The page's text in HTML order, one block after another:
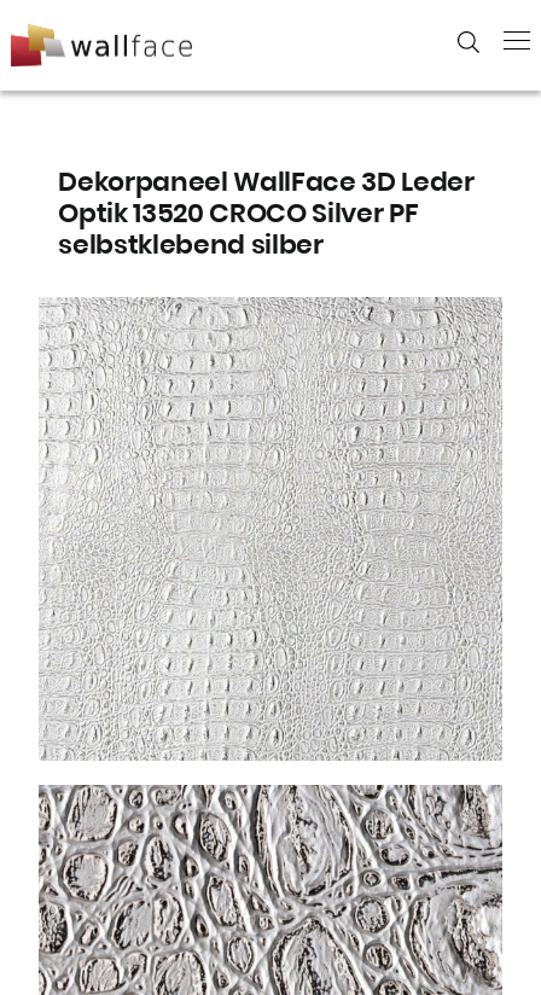
to
Dekorpaneel WallFace 3D Leder
Optik 13520 CROCO Silver PF
selbstklebend silber